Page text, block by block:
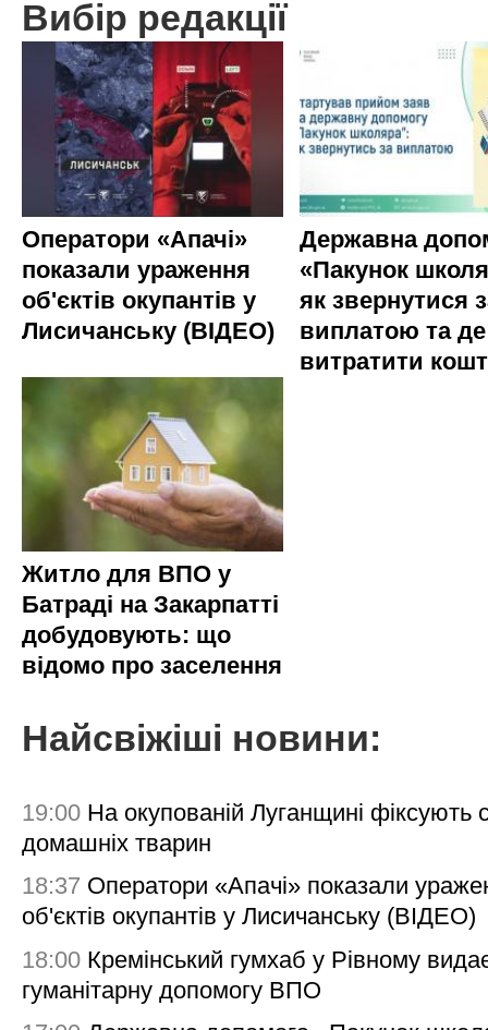
Вибір редакції
Оператори «Апачі»
показали ураження
об'єктів окупантів у
Лисичанську (ВІДЕО)
Державна
«Пакунок
як звернутися
виплатою та де
витратити
Житло для ВПО у
Батраді на Закарпатті
добудовують: що
відомо про заселення
Найсвіжіші новини:
19:00 На окупованій Луганщині фіксують
домашніх тварин
18:37 Оператори «Апачі» показали
об'єктів окупантів у Лисичанську (ВІДЕО)
18:00 Кремінський гумхаб у Рівному
гуманітарну допомогу ВПО